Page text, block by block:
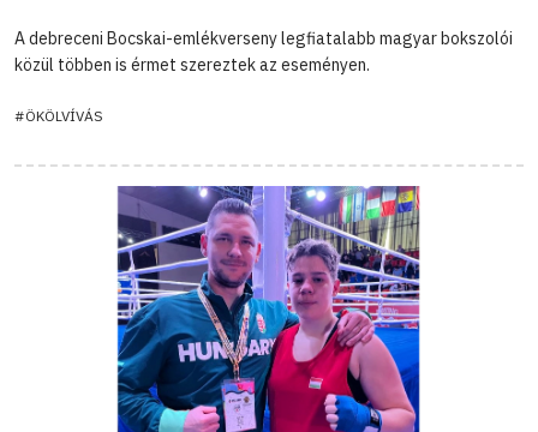
A debreceni Bocskai-emlékverseny legfiatalabb magyar bokszolói
közül többen is érmet szereztek az eseményen.
#ÖKÖLVÍVÁS